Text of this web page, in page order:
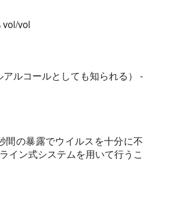
vol/vol
ルコールとしても知られる） -
間の暴露でウイルスを十分に不
イン式システムを用いて行うこ